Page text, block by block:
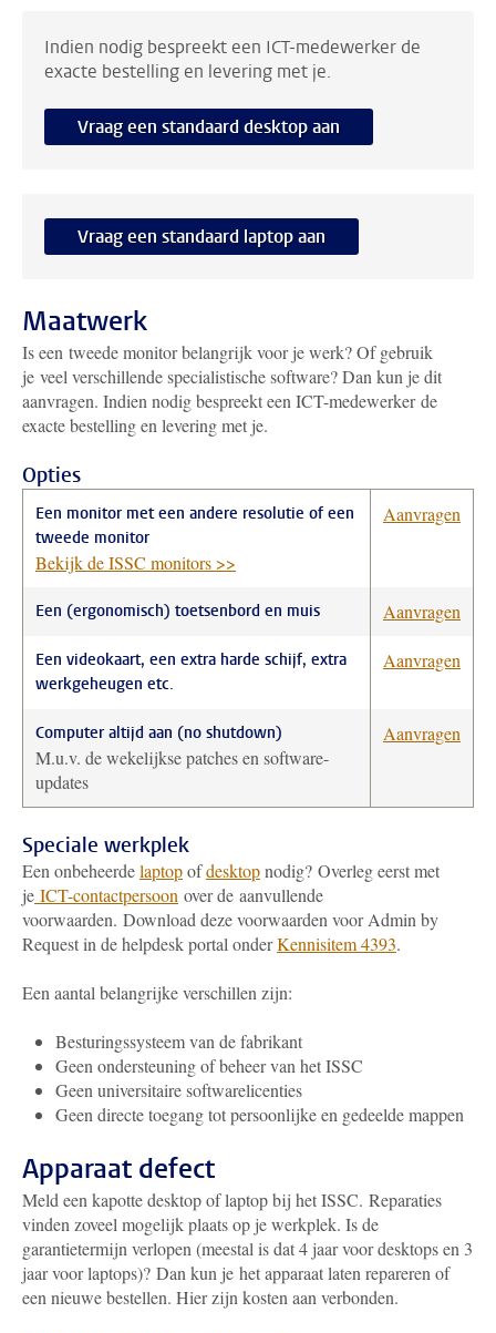
Indien nodig bespreekt een ICT-medewerker de
exacte bestelling en levering met je.
Vraag een standaard desktop aan
Vraag een standaard laptop aan
Maatwerk
Is een tweede monitor belangrijk voor je werk? Of gebruik
je veel verschillende specialistische software? Dan kun je dit
aanvragen. Indien nodig bespreekt een ICT-medewerker de
exacte bestelling en levering met je.
Opties
Een monitor met een andere resolutie of een
tweede monitor
Bekijk de ISSC monitors >>
Aanvragen
Een (ergonomisch) toetsenbord en muis Aanvragen
Een videokaart, een extra harde schijf, extra
werkgeheugen etc.
Aanvragen
Computer altijd aan (no shutdown)
M.u.v. de wekelijkse patches en software-
updates
Aanvragen
Speciale werkplek
Een onbeheerdelaptopofdesktopnodig? Overleg eerst met
je ICT-contactpersoon over de aanvullende
voorwaarden. Download deze voorwaarden voor Admin by
Request in de helpdesk portal onderKennisitem 4393.
Een aantal belangrijke verschillen zijn:
Besturingssysteem van de fabrikant
Geen ondersteuning of beheer van het ISSC
Geen universitaire softwarelicenties
Geen directe toegang tot persoonlijke en gedeelde mappen
Apparaat defect
Meld een kapotte desktop of laptop bij het ISSC. Reparaties
vinden zoveel mogelijk plaats op je werkplek. Is de
garantietermijn verlopen (meestal is dat 4 jaar voor desktops en 3
jaar voor laptops)? Dan kun je het apparaat laten repareren of
een nieuwe bestellen. Hier zijn kosten aan verbonden.